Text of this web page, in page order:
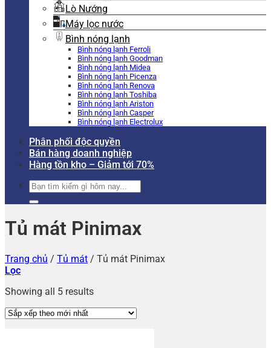
Lò Nướng
Máy lọc nước
Bình nóng lạnh
Bình nóng lạnh Ferroli
Bình nóng lạnh Goodman
Bình nóng lạnh Midea
Bình nóng lạnh Picenza
Bình nóng lạnh Renova
Bình nóng lạnh Toshiba
Bình nóng lạnh Ariston
Bình nóng lạnh Casper
Bình nóng lạnh Electrolux
Phân phối độc quyền
Bán hàng doanh nghiệp
Hàng tồn kho – Giảm tới 70%
Tìm
kiếm:
Tủ mát Pinimax
Trang chủ / Tủ mát / Tủ mát Pinimax
Lọc
Showing all 5 results